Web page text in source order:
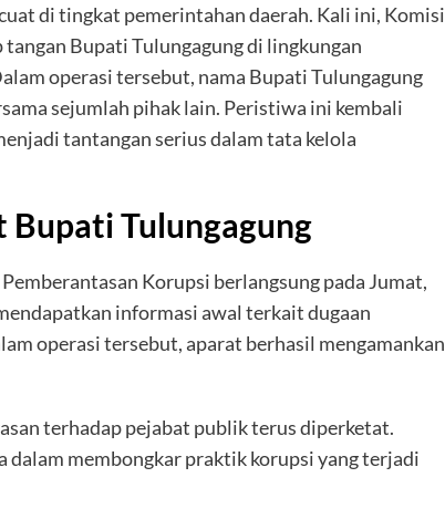
di tingkat pemerintahan daerah. Kali ini, Komisi
Bupati Tulungagung di lingkungan
operasi tersebut, nama Bupati Tulungagung
sejumlah pihak lain. Peristiwa ini kembali
tantangan serius dalam tata kelola
Bupati Tulungagung
Korupsi berlangsung pada Jumat,
informasi awal terkait dugaan
operasi tersebut, aparat berhasil mengamankan
terhadap pejabat publik terus diperketat.
dalam membongkar praktik korupsi yang terjadi